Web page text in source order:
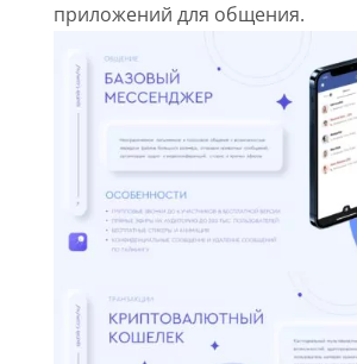
приложений для общения.